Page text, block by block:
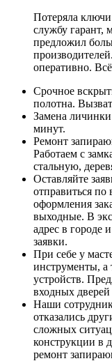
Потеряла
службу гарант,
предложил
оперативно.
Срочное
полотна.
Замена
минут.
Ремонт
Работаем с
стальную,
Оставляйте
отправиться по
оформления
выходные. В
адрес в городе
заявки.
При себе у
инструменты, а
устройств.
входных
Наши
отказались
сложных
конструкции в
ремонт